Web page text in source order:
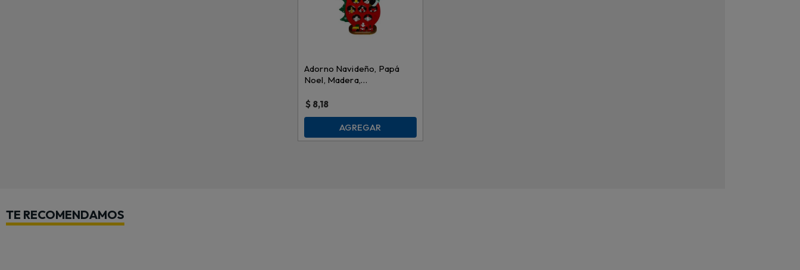
Adorno Navideño, Papá
Noel, Madera,
287
$ 8,18
AGREGAR
TE RECOMENDAMOS